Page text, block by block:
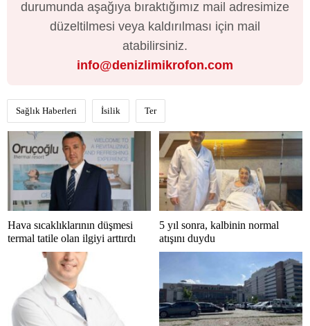
durumunda aşağıya bıraktığımız mail adresimize
düzeltilmesi veya kaldırılması için mail
atabilirsiniz.
info@denizlimikrofon.com
Sağlık Haberleri İsilik Ter
Hava sıcaklıklarının düşmesi
termal tatile olan ilgiyi arttırdı
5 yıl sonra, kalbinin normal
atışını duydu